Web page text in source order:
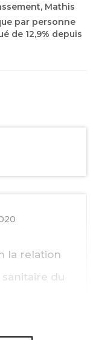
Mathis
par personne
de 12,9% depuis
la relation
du